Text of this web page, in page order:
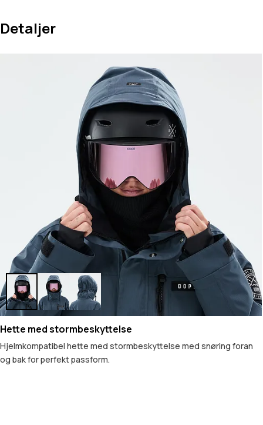
Detaljer
Hette med stormbeskyttelse
Hjelmkompatibel hette med stormbeskyttelse med snøring foran
og bak for perfekt passform.